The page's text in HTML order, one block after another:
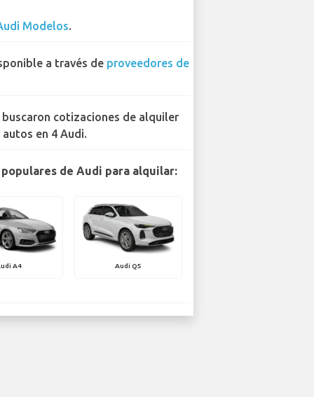
Modelos.
a través de proveedores de
buscaron cotizaciones de alquiler
autos en 4 Audi.
de Audi para alquilar:
A4 Audi Q5